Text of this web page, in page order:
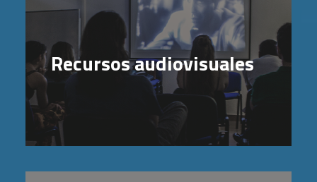
Recursos audiovisuales